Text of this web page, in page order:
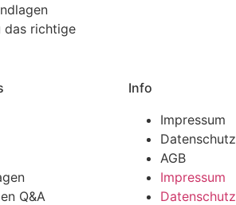
das richtige
Q&A
Info
Impressum
Datenschutz
AGB
Impressum
Datenschutz